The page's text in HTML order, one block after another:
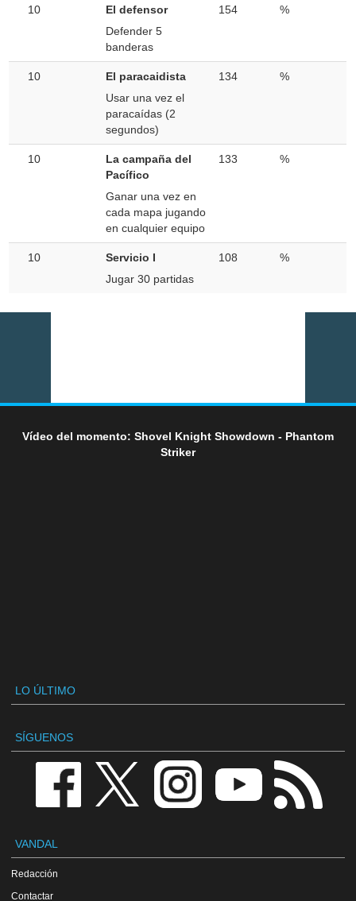
10
El defensor
Defender 5
banderas
154 %
10
El paracaidista
Usar una vez el
paracaídas (2
segundos)
134 %
10
La campaña del
Pacífico
Ganar una vez en
cada mapa jugando
en cualquier equipo
133 %
10
Servicio I
Jugar 30 partidas
108 %
Vídeo del momento: Shovel Knight Showdown - Phantom
Striker
LO ÚLTIMO
SÍGUENOS
VANDAL
Redacción
Contactar